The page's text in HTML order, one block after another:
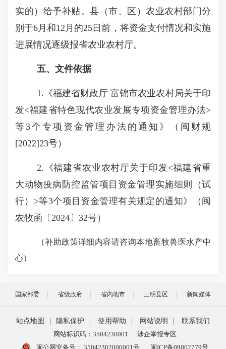
实的）给予补贴。县（市、区）农业农村部门分
别于6月和12月的25日前，将资金支付情况和实施
进展情况逐级报省农业农村厅。
五、文件依据
1.《福建省财政厅 富锦市农业农村局关于印
发<福建省特色现代农业发展专项资金管理办法>
等3个专项资金管理办法的通知》（闽财规
[2022]23号）
2.《福建省农业农村厅关于印发<福建省重
大动物疫病防控监管项目资金管理实施细则（试
行）>等3个项目资金管理有关规定的通知》（闽
农牧函〔2024〕32号）
（补助政策详细内容请咨询本地畜牧兽医水产中
心）
国家部委 省级政府 省内地市 三明县区 新闻媒体
站点地图 隐私保护 使用帮助 网站说明
联系我们
网站标识码：3504230001
涉企举报专区
闽公网安备号： 35042302000001号 闽ICP备09002779号